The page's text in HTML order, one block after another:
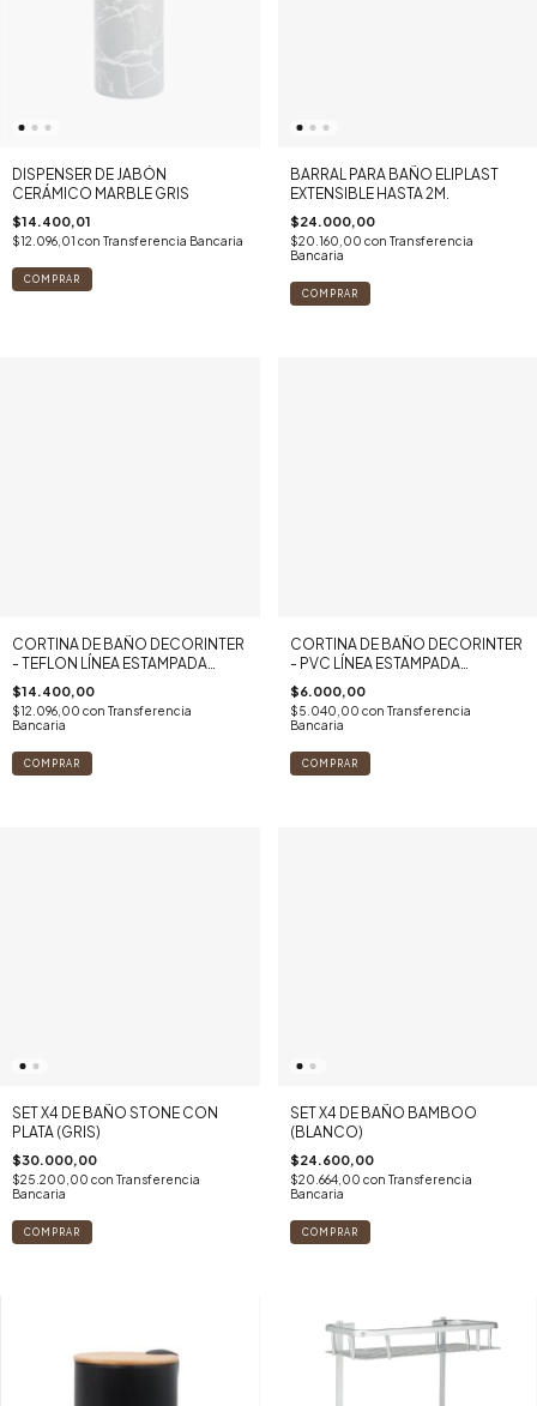
DISPENSER DE JABÓN
CERÁMICO MARBLE GRIS
$14.400,01
$12.096,01 con Transferencia Bancaria
BARRAL PARA BAÑO ELIPLAST
EXTENSIBLE HASTA 2M.
$24.000,00
$20.160,00 con Transferencia
Bancaria
CORTINA DE BAÑO DECORINTER
- TEFLON LÍNEA ESTAMPADA
(TANIA)
$14.400,00
$12.096,00 con Transferencia
Bancaria
CORTINA DE BAÑO DECORINTER
- PVC LÍNEA ESTAMPADA
(MARILYN MONROE)
$6.000,00
$5.040,00 con Transferencia
Bancaria
SET X4 DE BAÑO STONE CON
PLATA (GRIS)
$30.000,00
$25.200,00 con Transferencia
Bancaria
SET X4 DE BAÑO BAMBOO
(BLANCO)
$24.600,00
$20.664,00 con Transferencia
Bancaria